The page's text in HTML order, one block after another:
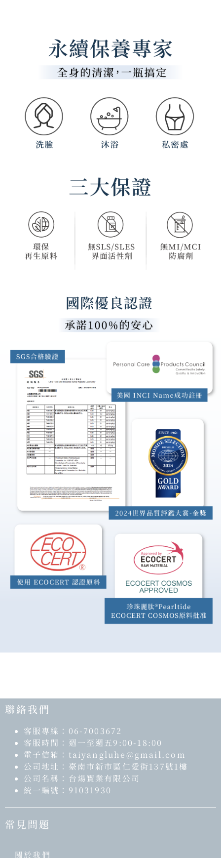
聯絡我們
客服專線：06-7003672
客服時間：週一至週五9:00-18:00
電子信箱：taiyangluhe@gmail.com
公司地址：臺南市新市區仁愛街137號1樓
公司名稱：台煬實業有限公司
統一編號：91031930
常見問題​
關於我們